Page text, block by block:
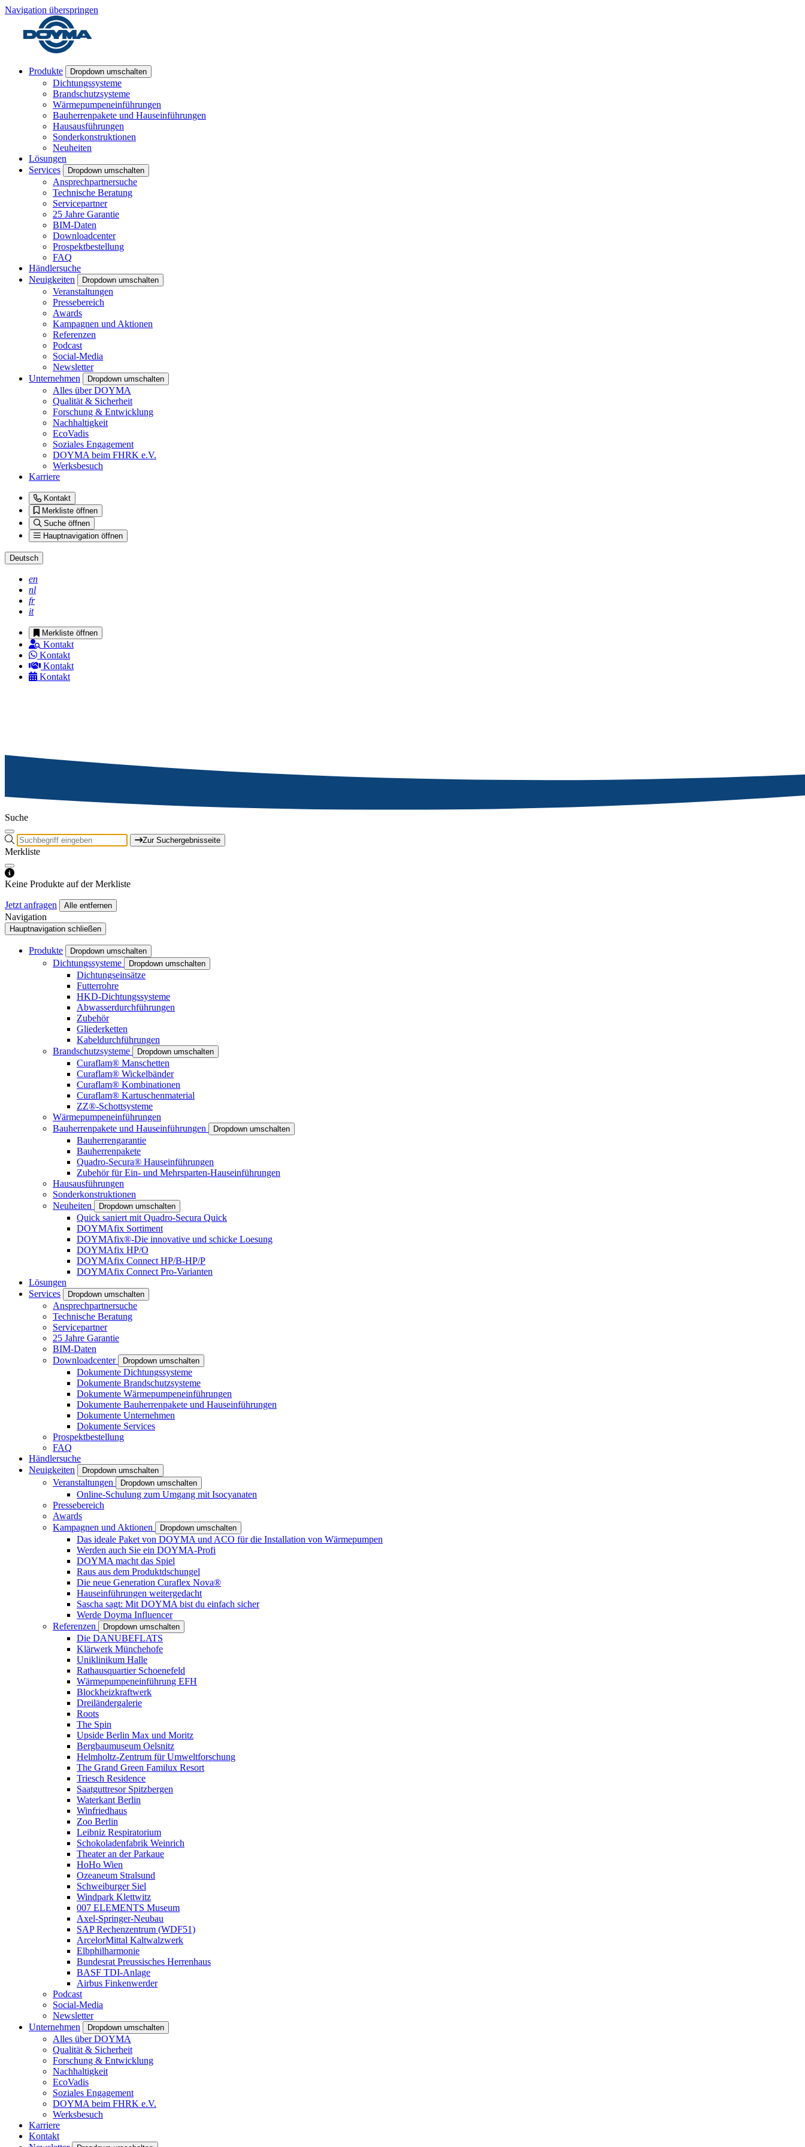
Navigation überspringen
Produkte Dropdown umschalten
Dichtungssysteme
Brandschutzsysteme
Wärmepumpeneinführungen
Bauherrenpakete und Hauseinführungen
Hausausführungen
Sonderkonstruktionen
Neuheiten
Lösungen
Services
Dropdown umschalten
Ansprechpartnersuche
Technische Beratung
Servicepartner
25 Jahre Garantie
BIM-Daten
Downloadcenter
Prospektbestellung
FAQ
Händlersuche
Neuigkeiten
Dropdown umschalten
Veranstaltungen
Pressebereich
Awards
Kampagnen und Aktionen
Referenzen
Podcast
Social-Media
Newsletter
Unternehmen
Dropdown umschalten
Alles über DOYMA
Qualität & Sicherheit
Forschung & Entwicklung
Nachhaltigkeit
EcoVadis
Soziales Engagement
DOYMA beim FHRK e.V.
Werksbesuch
Karriere
Kontakt
Merkliste öffnen
Suche öffnen
Hauptnavigation öffnen
Deutsch
en
nl
fr
it
Merkliste öffnen
Kontakt
Kontakt
Kontakt
Kontakt
Suche
Zur Suchergebnisseite
Merkliste
Keine Produkte auf der Merkliste
Jetzt anfragen Alle entfernen
Navigation
Hauptnavigation schließen
Produkte Dropdown umschalten
Dichtungssysteme Dropdown umschalten
Dichtungseinsätze
Futterrohre
HKD-Dichtungssysteme
Abwasserdurchführungen
Zubehör
Gliederketten
Kabeldurchführungen
Brandschutzsysteme
Dropdown umschalten
Curaflam® Manschetten
Curaflam® Wickelbänder
Curaflam® Kombinationen
Curaflam® Kartuschenmaterial
ZZ®-Schottsysteme
Wärmepumpeneinführungen
Bauherrenpakete und Hauseinführungen
Dropdown umschalten
Bauherrengarantie
Bauherrenpakete
Quadro-Secura® Hauseinführungen
Zubehör für Ein- und Mehrsparten-Hauseinführungen
Hausausführungen
Sonderkonstruktionen
Neuheiten
Dropdown umschalten
Quick saniert mit Quadro-Secura Quick
DOYMAfix Sortiment
DOYMAfix®-Die innovative und schicke Loesung
DOYMAfix HP/O
DOYMAfix Connect HP/B-HP/P
DOYMAfix Connect Pro-Varianten
Lösungen
Services
Dropdown umschalten
Ansprechpartnersuche
Technische Beratung
Servicepartner
25 Jahre Garantie
BIM-Daten
Downloadcenter
Dropdown umschalten
Dokumente Dichtungssysteme
Dokumente Brandschutzsysteme
Dokumente Wärmepumpeneinführungen
Dokumente Bauherrenpakete und Hauseinführungen
Dokumente Unternehmen
Dokumente Services
Prospektbestellung
FAQ
Händlersuche
Neuigkeiten
Dropdown umschalten
Veranstaltungen Dropdown umschalten
Online-Schulung zum Umgang mit Isocyanaten
Pressebereich
Awards
Kampagnen und Aktionen
Dropdown umschalten
Das ideale Paket von DOYMA und ACO für die Installation von Wärmepumpen
Werden auch Sie ein DOYMA-Profi
DOYMA macht das Spiel
Raus aus dem Produktdschungel
Die neue Generation Curaflex Nova®
Hauseinführungen weitergedacht
Sascha sagt: Mit DOYMA bist du einfach sicher
Werde Doyma Influencer
Referenzen
Dropdown umschalten
Die DANUBEFLATS
Klärwerk Münchehofe
Uniklinikum Halle
Rathausquartier Schoenefeld
Wärmepumpeneinführung EFH
Blockheizkraftwerk
Dreiländergalerie
Roots
The Spin
Upside Berlin Max und Moritz
Bergbaumuseum Oelsnitz
Helmholtz-Zentrum für Umweltforschung
The Grand Green Familux Resort
Triesch Residence
Saatguttresor Spitzbergen
Waterkant Berlin
Winfriedhaus
Zoo Berlin
Leibniz Respiratorium
Schokoladenfabrik Weinrich
Theater an der Parkaue
HoHo Wien
Ozeaneum Stralsund
Schweiburger Siel
Windpark Klettwitz
007 ELEMENTS Museum
Axel-Springer-Neubau
SAP Rechenzentrum (WDF51)
ArcelorMittal Kaltwalzwerk
Elbphilharmonie
Bundesrat Preussisches Herrenhaus
BASF TDI-Anlage
Airbus Finkenwerder
Podcast
Social-Media
Newsletter
Unternehmen
Dropdown umschalten
Alles über DOYMA
Qualität & Sicherheit
Forschung & Entwicklung
Nachhaltigkeit
EcoVadis
Soziales Engagement
DOYMA beim FHRK e.V.
Werksbesuch
Karriere
Kontakt